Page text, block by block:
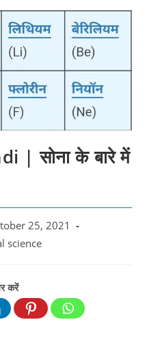
| सोना के बारे में
25, 2021
science
करें